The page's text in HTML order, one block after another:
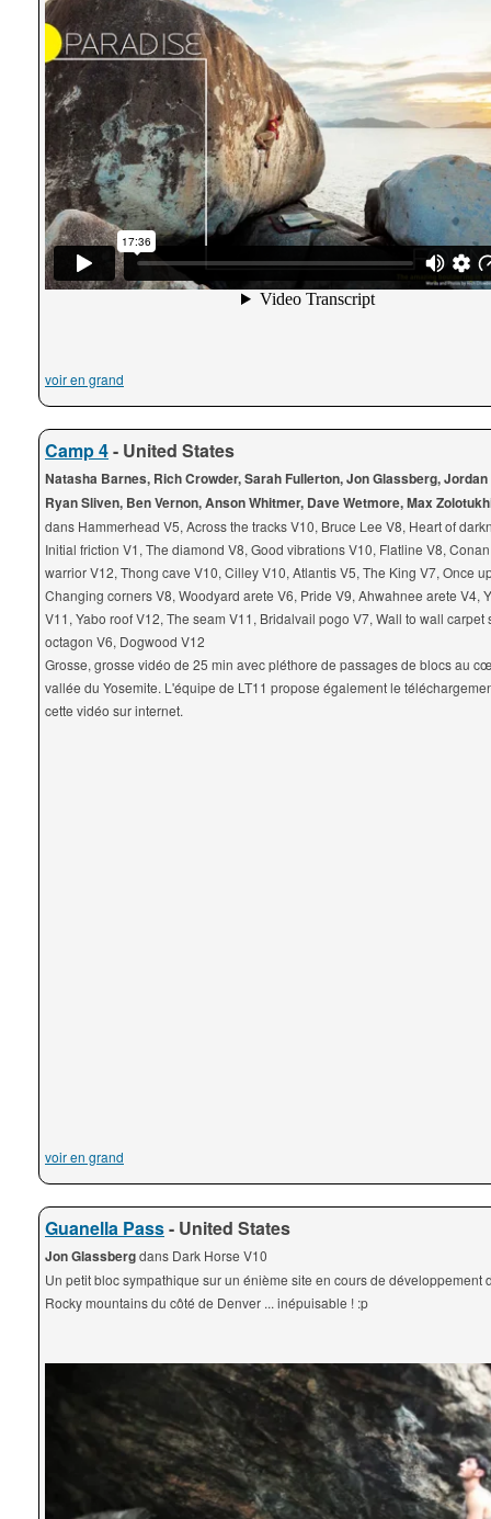
voir en grand
Camp 4- United States
Natasha Barnes, Rich Crowder, Sarah Fullerton, Jon Glassberg, Jordan
Ryan Sliven, Ben Vernon, Anson Whitmer, Dave Wetmore, Max
dans Hammerhead V5, Across the tracks V10, Bruce Lee V8, Heart of
Initial friction V1, The diamond V8, Good vibrations V10, Flatline V8,
warrior V12, Thong cave V10, Cilley V10, Atlantis V5, The King V7, Once
Changing corners V8, Woodyard arete V6, Pride V9, Ahwahnee arete V4,
V11, Yabo roof V12, The seam V11, Bridalvail pogo V7, Wall to wall carpet
octagon V6, Dogwood V12
Grosse, grosse vidéo de 25 min avec pléthore de passages de blocs au
vallée du Yosemite. L'équipe de LT11 propose également le
cette vidéo sur internet.
voir en grand
Guanella Pass- United States
Jon Glassbergdans Dark Horse V10
Un petit bloc sympathique sur un énième site en cours de développement
Rocky mountains du côté de Denver ... inépuisable ! :p